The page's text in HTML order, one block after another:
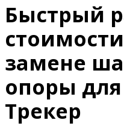
Быстрый
замене
опоры
Трекер